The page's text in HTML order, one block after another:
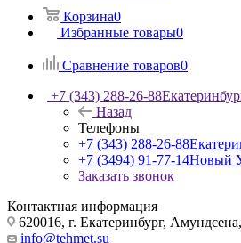
Корзина0
Избранные товары0
Сравнение товаров0
+7 (343) 288-26-88
Назад
Телефоны
+7 (343) 288-26-88
+7 (3494) 91-77-14Новый
Заказать звонок
Контактная информация
620016, г. Екатеринбург,
info@tehmet.su